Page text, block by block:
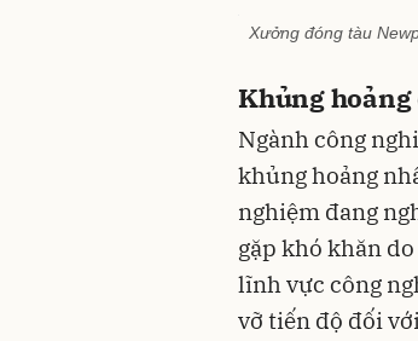
Xưởng đóng tàu
Khủng
Ngành công
khủng hoảng
nghiệm đang
gặp khó khăn
lĩnh vực công
vỡ tiến độ đối